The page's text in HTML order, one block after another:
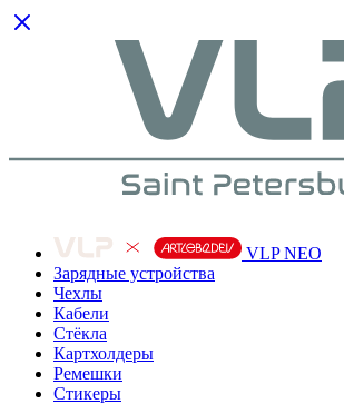
VLP NEO
Зарядные устройства
Чехлы
Кабели
Cтёкла
Картхолдеры
Ремешки
Стикеры